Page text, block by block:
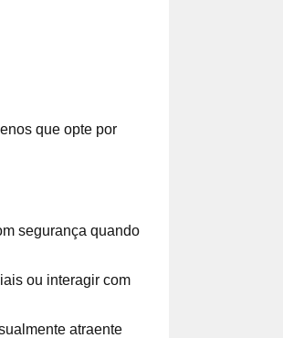
que opte por
segurança quando
ou interagir com
atraente